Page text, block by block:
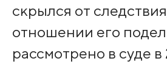
скрылся от
отношении его
рассмотрено в суде в